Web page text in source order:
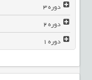
دوره3
دوره2
دوره1